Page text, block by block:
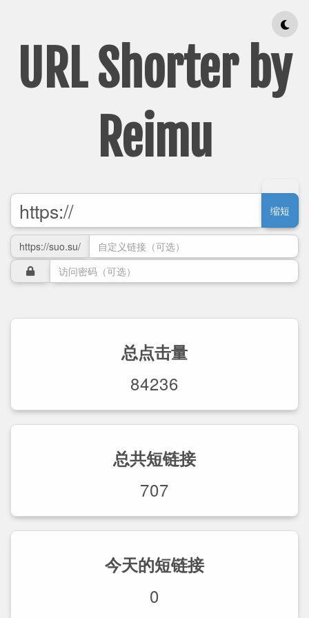
URL Shorter by
Reimu
缩短
https://suo.su/
总点击量
84236
总共短链接
707
今天的短链接
0